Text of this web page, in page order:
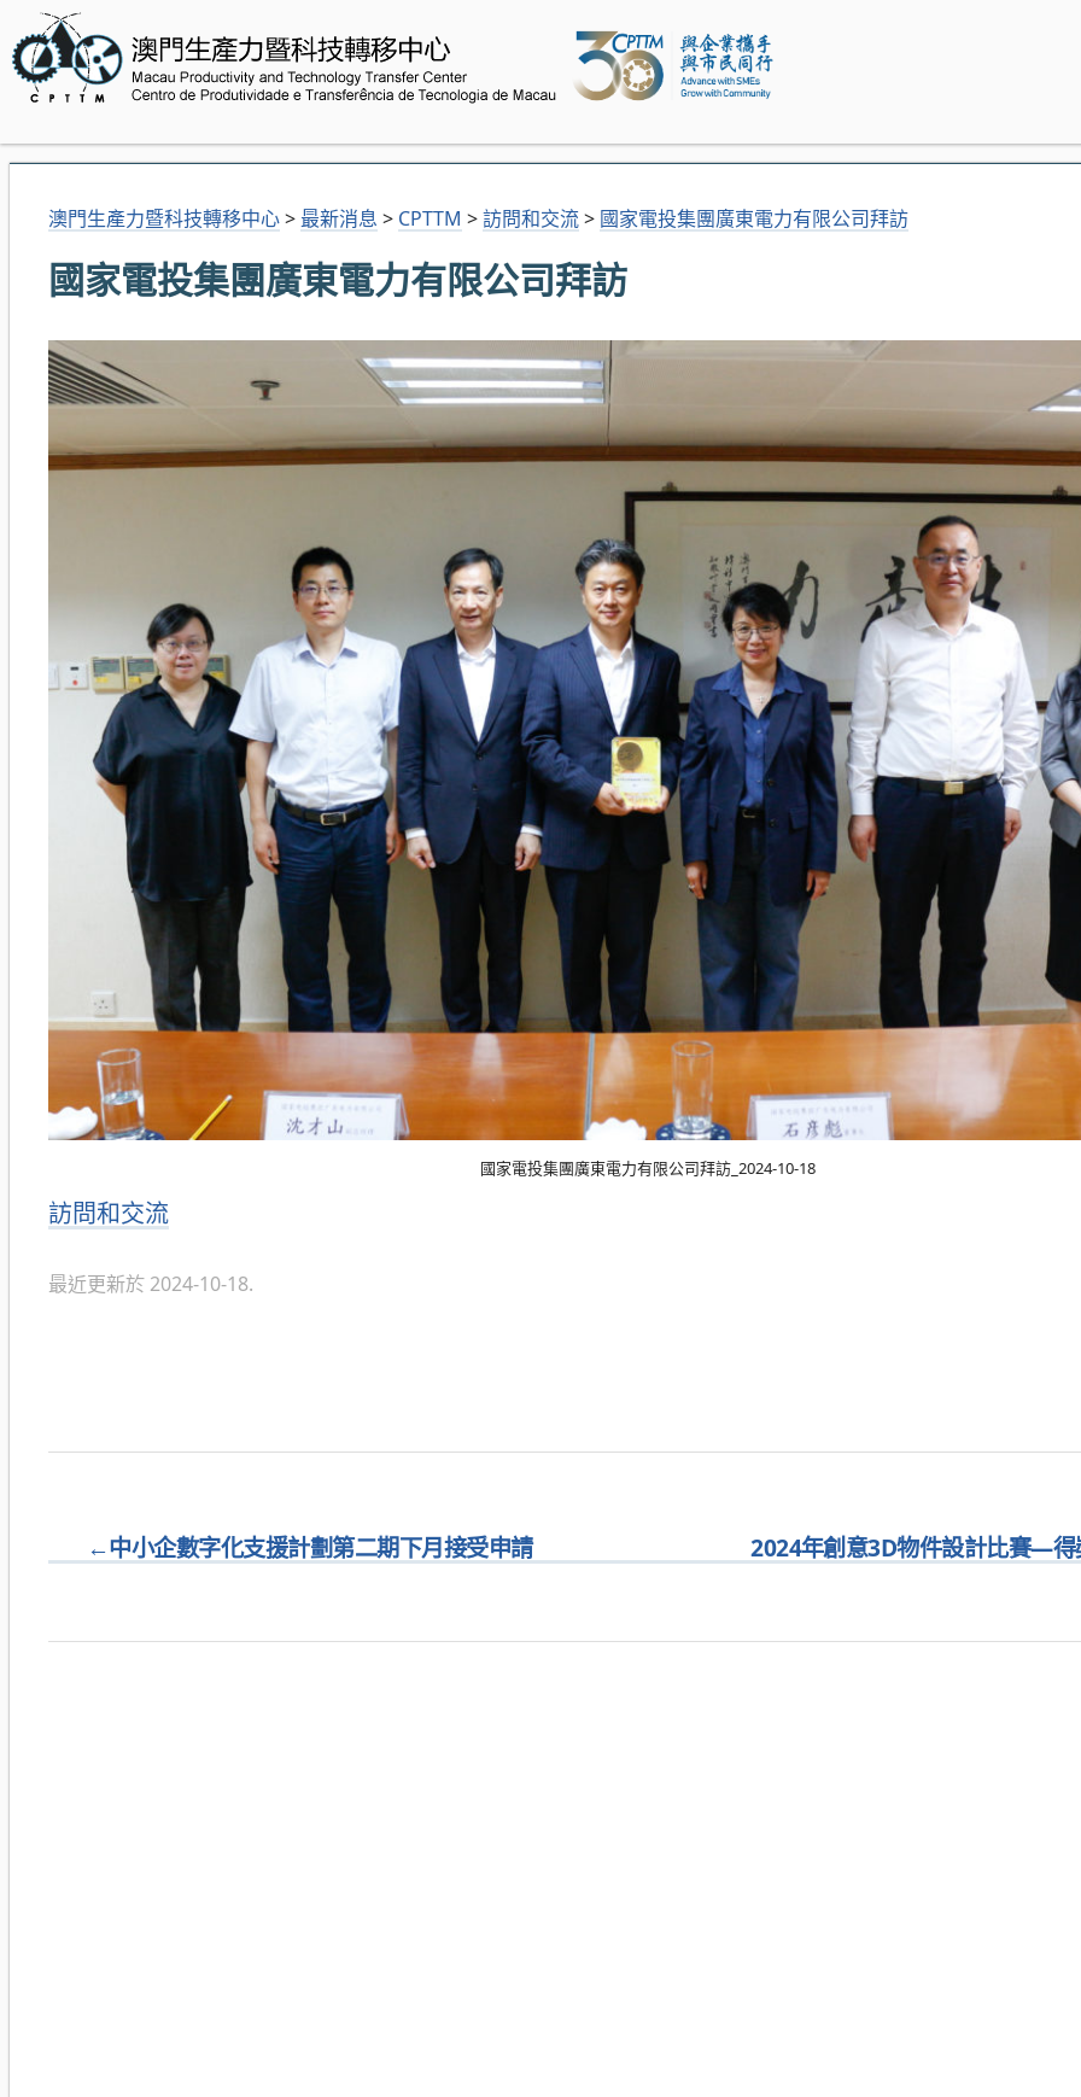
澳門生產力暨科技轉移中心> 最新消息 > CPTTM >訪問和交流> 國家電投集團廣東電力有限公司拜訪
國家電投集團廣東電力有限公司拜訪
國家電投集團廣東電力有限公司拜訪_2024-10-18
分
訪問和交流
最近更新於 2024-10-18.
←中小企數字化支援計劃第二期下月接受申請 2024年創意3D物件設計比賽—得